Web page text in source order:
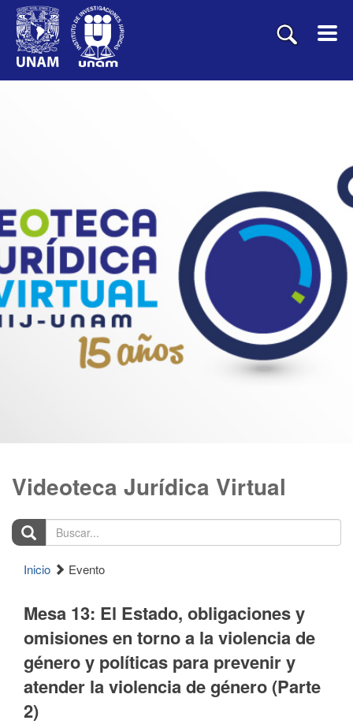
Videoteca Jurídica Virtual
Buscar...
Inicio Evento
Mesa 13: El Estado, obligaciones y
omisiones en torno a la violencia de
género y políticas para prevenir y
atender la violencia de género (Parte
2)